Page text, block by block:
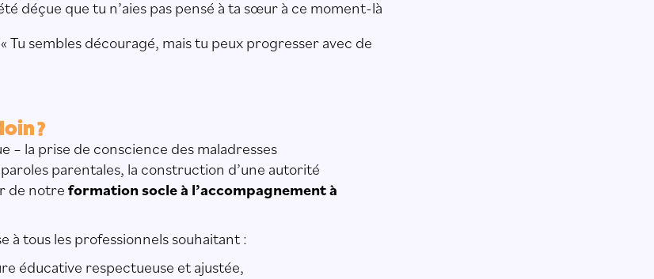
déçue que tu n’aies pas pensé à ta sœur à ce moment-là
Tu sembles découragé, mais tu peux progresser avec de
?
– la prise de conscience des maladresses
parentales, la construction d’une autorité
de notreformation socle à l’accompagnement à
à tous les professionnels souhaitant :
éducative respectueuse et ajustée,